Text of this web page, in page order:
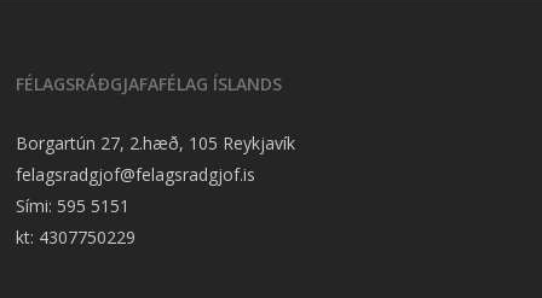
FÉLAGSRÁÐGJAFAFÉLAG ÍSLANDS
Borgartún 27, 2.hæð, 105 Reykjavík
felagsradgjof@felagsradgjof.is
Sími: 595 5151
kt: 4307750229